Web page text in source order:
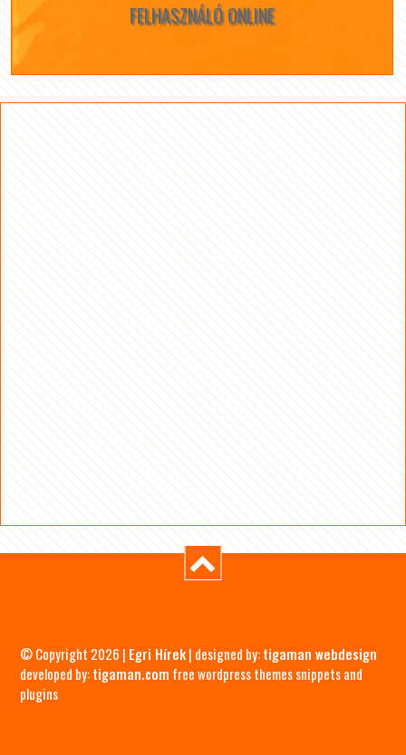
FELHASZNÁLÓ ONLINE
© Copyright 2026 | Egri Hírek| designed by:tigaman webdesign
developed by:tigaman.com free wordpress themes snippets and
plugins